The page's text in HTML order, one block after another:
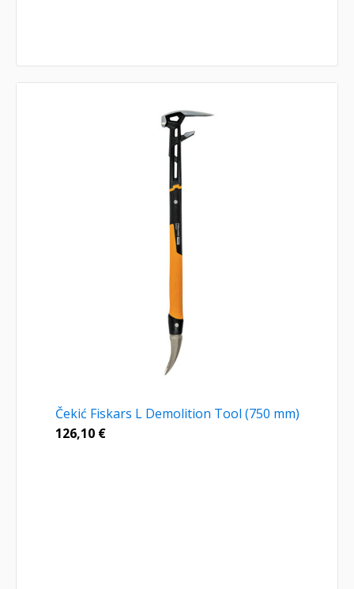
Čekić Fiskars L Demolition Tool (750 mm)
126,10 €